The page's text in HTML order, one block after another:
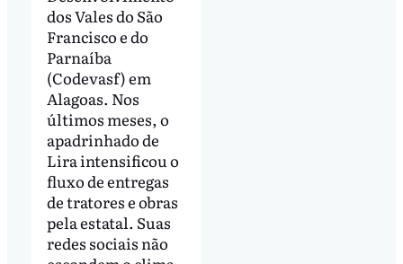
dos Vales do São
Francisco e do
Parnaíba
(Codevasf) em
Alagoas. Nos
últimos meses, o
apadrinhado de
Lira intensificou o
fluxo de entregas
de tratores e obras
pela estatal. Suas
redes sociais não